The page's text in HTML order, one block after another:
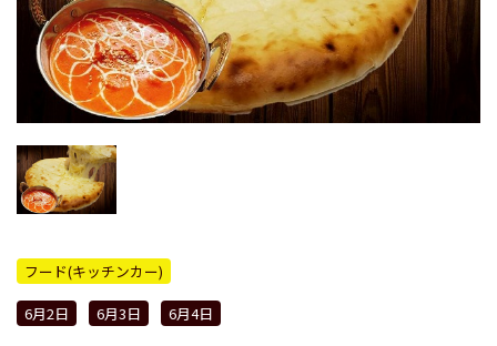
フード(キッチンカー)
6月2日
6月3日 6月4日